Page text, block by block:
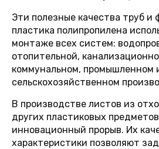
Эти полезные качества труб и
пластика полипропилена
монтаже всех систем:
отопительной,
коммунальном, промышленном
сельскохозяйственном
В производстве листов из
других пластиковых
инновационный прорыв. Их
характеристики позволяют